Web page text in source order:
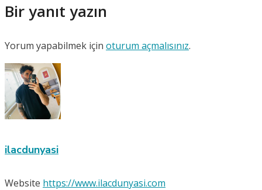
Bir yanıt yazın
Yorum yapabilmek için oturum açmalısınız.
ilacdunyasi
Website https://www.ilacdunyasi.com